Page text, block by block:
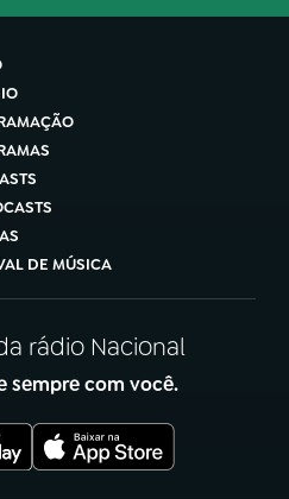
DE MÚSICA
rádio Nacional
sempre com você.